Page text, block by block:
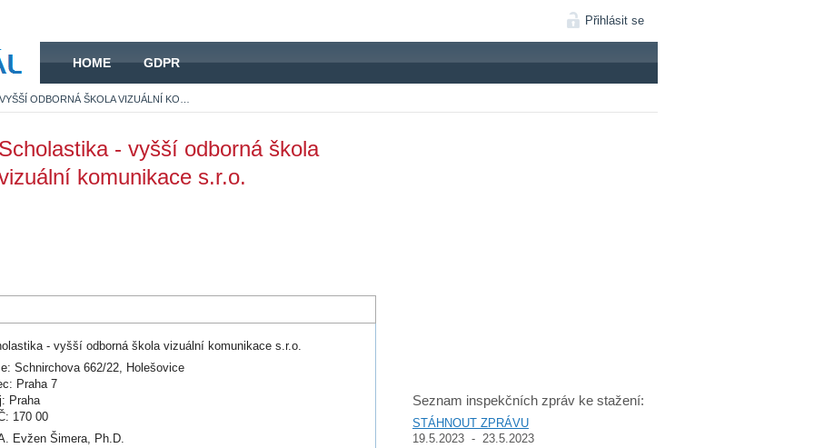
Přihlásit se
HOME GDPR
Seznam inspekčních zpráv ke stažení:
STÁHNOUT ZPRÁVU
19.5.2023 - 23.5.2023
- vyšší odborná škola
komunikace s.r.o.
- vyšší odborná škola vizuální komunikace s.r.o.
Schnirchova 662/22, Holešovice
Praha 7
Praha
170 00
Evžen Šimera, Ph.D.